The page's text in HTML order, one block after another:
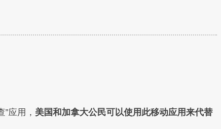
应用， 美国和加拿大公民可以使用此移动应用来代替